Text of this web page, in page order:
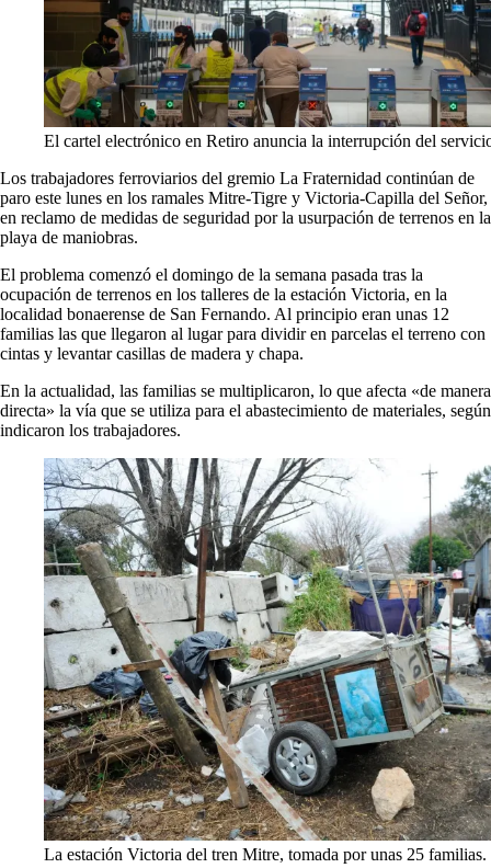
El cartel electrónico en Retiro anuncia la interrupción del
Los trabajadores ferroviarios del gremio La Fraternidad continúan de
paro este lunes en los ramales Mitre-Tigre y Victoria-Capilla del Señor,
en reclamo de medidas de seguridad por la usurpación de terrenos en la
playa de maniobras.
El problema comenzó el domingo de la semana pasada tras la
ocupación de terrenos en los talleres de la estación Victoria, en la
localidad bonaerense de San Fernando. Al principio eran unas 12
familias las que llegaron al lugar para dividir en parcelas el terreno con
cintas y levantar casillas de madera y chapa.
En la actualidad, las familias se multiplicaron, lo que afecta «de manera
directa» la vía que se utiliza para el abastecimiento de materiales, según
indicaron los trabajadores.
La estación Victoria del tren Mitre, tomada por unas 25